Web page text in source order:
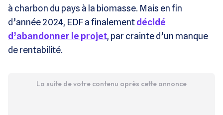
à charbon du pays à la biomasse. Mais en fin
d’année 2024, EDF a finalementdécidé
d’abandonner le projet, par crainte d’un manque
de rentabilité.
La suite de votre contenu après cette annonce